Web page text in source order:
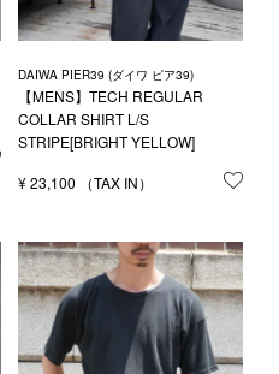
DAIWA PIER39 (ダイワ ピア39)
【MENS】TECH REGULAR
COLLAR SHIRT L/S
STRIPE[BRIGHT YELLOW]
¥23,100